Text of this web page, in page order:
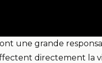
une grande
directement la